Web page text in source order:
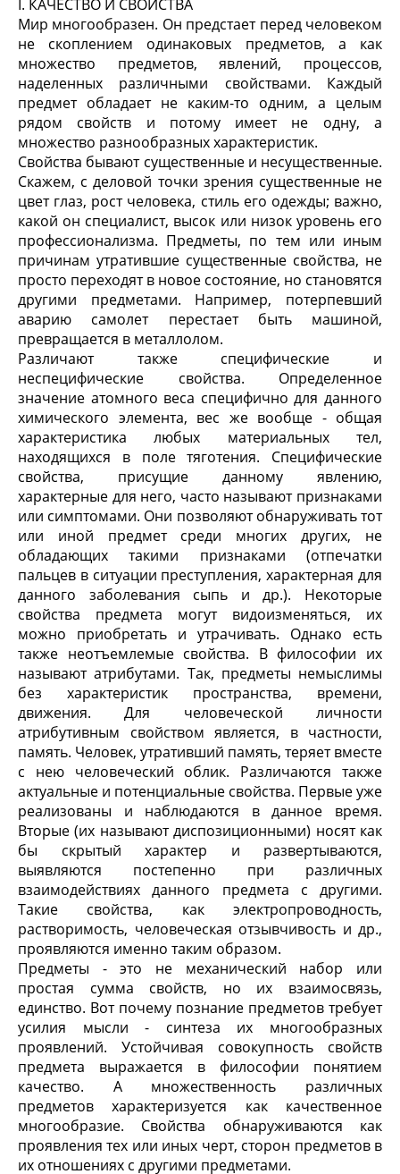
I. КАЧЕСТВО И СВОЙСТВА
Мир многообразен. Он предстает перед человеком
не скоплением одинаковых предметов, а как
множество предметов, явлений, процессов,
наделенных различными свойствами. Каждый
предмет обладает не каким-то одним, а целым
рядом свойств и потому имеет не одну, а
множество разнообразных характеристик.
Свойства бывают существенные и несущественные.
Скажем, с деловой точки зрения существенные не
цвет глаз, рост человека, стиль его одежды; важно,
какой он специалист, высок или низок уровень его
профессионализма. Предметы, по тем или иным
причинам утратившие существенные свойства, не
просто переходят в новое состояние, но становятся
другими предметами. Например, потерпевший
аварию самолет перестает быть машиной,
превращается в металлолом.
Различают также специфические и
неспецифические свойства. Определенное
значение атомного веса специфично для данного
химического элемента, вес же вообще - общая
характеристика любых материальных тел,
находящихся в поле тяготения. Специфические
свойства, присущие данному явлению,
характерные для него, часто называют признаками
или симптомами. Они позволяют обнаруживать тот
или иной предмет среди многих других, не
обладающих такими признаками (отпечатки
пальцев в ситуации преступления, характерная для
данного заболевания сыпь и др.). Некоторые
свойства предмета могут видоизменяться, их
можно приобретать и утрачивать. Однако есть
также неотъемлемые свойства. В философии их
называют атрибутами. Так, предметы немыслимы
без характеристик пространства, времени,
движения. Для человеческой личности
атрибутивным свойством является, в частности,
память. Человек, утративший память, теряет вместе
с нею человеческий облик. Различаются также
актуальные и потенциальные свойства. Первые уже
реализованы и наблюдаются в данное время.
Вторые (их называют диспозиционными) носят как
бы скрытый характер и развертываются,
выявляются постепенно при различных
взаимодействиях данного предмета с другими.
Такие свойства, как электропроводность,
растворимость, человеческая отзывчивость и др.,
проявляются именно таким образом.
Предметы - это не механический набор или
простая сумма свойств, но их взаимосвязь,
единство. Вот почему познание предметов требует
усилия мысли - синтеза их многообразных
проявлений. Устойчивая совокупность свойств
предмета выражается в философии понятием
качество. А множественность различных
предметов характеризуется как качественное
многообразие. Свойства обнаруживаются как
проявления тех или иных черт, сторон предметов в
их отношениях с другими предметами.